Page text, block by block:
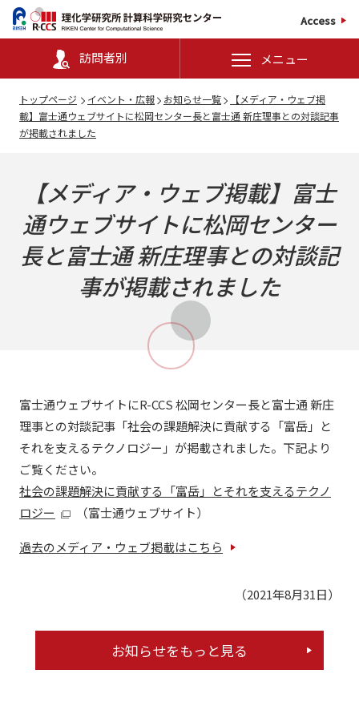
Access
訪問者別 メニュー
トップページ イベント・広報 お知らせ一覧
【メディア・ウェブ掲
載】富士通ウェブサイトに松岡センター長と富士通 新庄理事との対談記事
が掲載されました
【メディア・ウェブ掲載】富士
通ウェブサイトに松岡センター
長と富士通 新庄理事との対談記
事が掲載されました
富士通ウェブサイトにR-CCS 松岡センター長と富士通 新庄
理事との対談記事「社会の課題解決に貢献する「富岳」と
それを支えるテクノロジー」が掲載されました。下記より
ご覧ください。
社会の課題解決に貢献する「富岳」とそれを支えるテクノ
ロジー
（富士通ウェブサイト）
過去のメディア・ウェブ掲載はこちら
（2021年8月31日）
お知らせをもっと見る